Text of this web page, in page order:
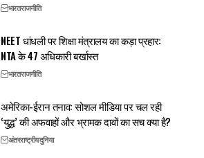
भारतराजनीति
NEET धांधली पर शिक्षा मंत्रालय का कड़ा प्रहार:
NTA के 47 अधिकारी बर्खास्त
भारतराजनीति
अमेरिका-ईरान तनाव: सोशल मीडिया पर चल रही
‘युद्ध’ की अफवाहों और भ्रामक दावों का सच क्या है?
अंतरराष्ट्रीयदुनिया